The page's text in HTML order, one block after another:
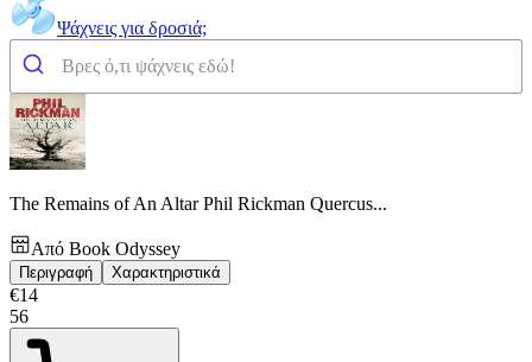
Ψάχνεις για δροσιά;
The Remains of An Altar Phil Rickman Quercus...
Από Book Odyssey
Περιγραφή Χαρακτηριστικά
€14
56